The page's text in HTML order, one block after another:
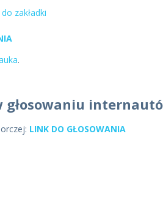
zakładki
.
głosowaniu
LINK DO GŁOSOWANIA